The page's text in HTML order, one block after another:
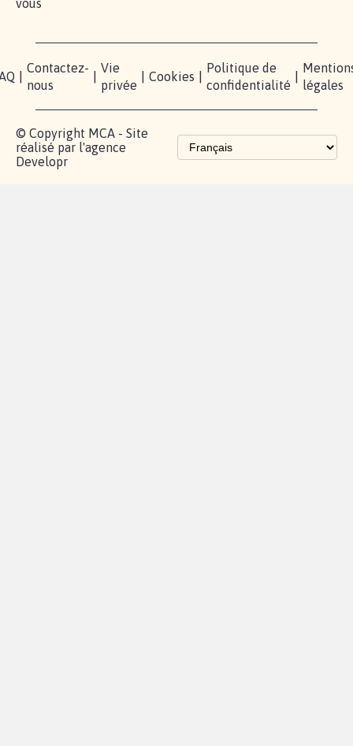
vous
Contactez-
nous
Vie
privée
Cookies
Politique de
confidentialité
légales
© Copyright MCA - Site
réalisé par l'agence
Developr